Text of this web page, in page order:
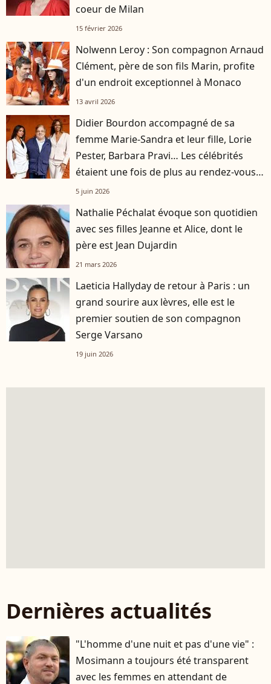
coeur de Milan
15 février 2026
Nolwenn Leroy : Son compagnon Arnaud
Clément, père de son fils Marin, profite
d'un endroit exceptionnel à Monaco
13 avril 2026
Didier Bourdon accompagné de sa
femme Marie-Sandra et leur fille, Lorie
Pester, Barbara Pravi… Les célébrités
étaient une fois de plus au rendez-vous à
Roland-Garros
5 juin 2026
Nathalie Péchalat évoque son quotidien
avec ses filles Jeanne et Alice, dont le
père est Jean Dujardin
21 mars 2026
Laeticia Hallyday de retour à Paris : un
grand sourire aux lèvres, elle est le
premier soutien de son compagnon
Serge Varsano
19 juin 2026
Dernières actualités
"L'homme d'une nuit et pas d'une vie" :
Mosimann a toujours été transparent
avec les femmes en attendant de